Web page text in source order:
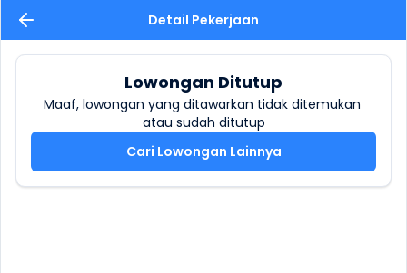
Detail Pekerjaan
Lowongan Ditutup
Maaf, lowongan yang ditawarkan tidak ditemukan
atau sudah ditutup
Cari Lowongan Lainnya